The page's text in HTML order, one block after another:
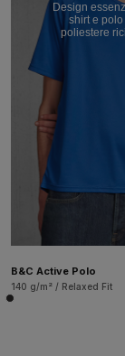
Design
shirt e
poliestere
B&C Active Polo
140 g/m² / Relaxed Fit